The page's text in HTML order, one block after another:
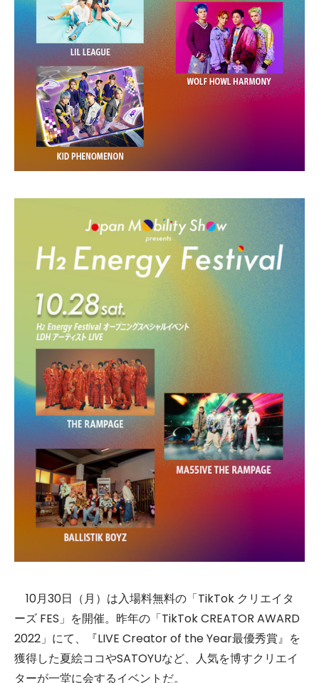
10月30日（月）は入場料無料の「TikTok クリエイタ
ーズ FES」を開催。昨年の「TikTok CREATOR AWARD
2022」にて、『LIVE Creator of the Year最優秀賞』を
獲得した夏絵ココやSATOYUなど、人気を博すクリエイ
ターが一堂に会するイベントだ。